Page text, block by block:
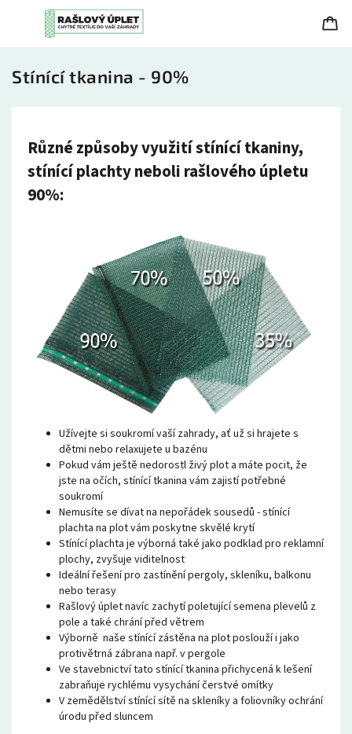
Stínící tkanina - 90%
Různé způsoby využití stínící tkaniny,
stínící plachty neboli rašlového úpletu
90%:
Užívejte si soukromí vaší zahrady, ať už si hrajete s
dětmi nebo relaxujete u bazénu
Pokud vám ještě nedorostl živý plot a máte pocit, že
jste na očích, stínící tkanina vám zajistí potřebné
soukromí
Nemusíte se dívat na nepořádek sousedů - stínící
plachta na plot vám poskytne skvělé krytí
Stínící plachta je výborná také jako podklad pro reklamní
plochy, zvyšuje viditelnost
Ideální řešení pro zastínění pergoly, skleníku, balkonu
nebo terasy
Rašlový úplet navíc zachytí poletující semena plevelů z
pole a také chrání před větrem
Výborně naše stínící zástěna na plot poslouží i jako
protivětrná zábrana např. v pergole
Ve stavebnictví tato stínící tkanina přichycená k lešení
zabraňuje rychlému vysychání čerstvé omítky
V zemědělství stínící sítě na skleníky a foliovníky ochrání
úrodu před sluncem